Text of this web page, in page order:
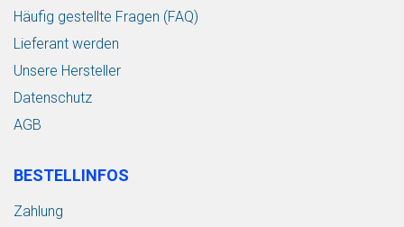
Häufig gestellte Fragen (FAQ)
Lieferant werden
Unsere Hersteller
Datenschutz
AGB
BESTELLINFOS
Zahlung